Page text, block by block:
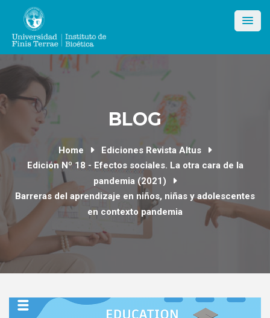
content
BLOG
Home
Ediciones Revista Altus
Edición Nº 18 - Efectos sociales. La otra cara de la
pandemia (2021)
Barreras del aprendizaje en niños, niñas y adolescentes
en contexto pandemia